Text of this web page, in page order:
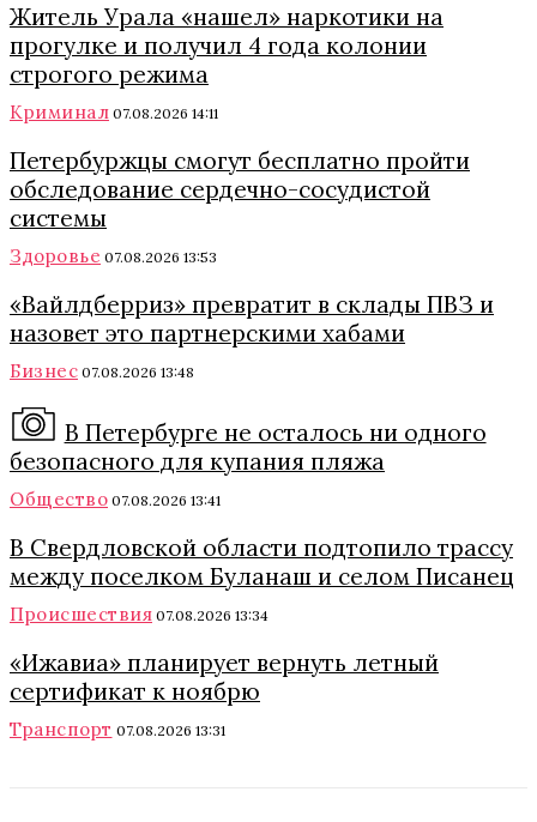
Житель Урала «нашел» наркотики на
прогулке и получил 4 года колонии
строгого режима
Криминал 07.08.2026 14:11
Петербуржцы смогут бесплатно пройти
обследование сердечно-сосудистой
системы
Здоровье 07.08.2026 13:53
«Вайлдберриз» превратит в склады ПВЗ и
назовет это партнерскими хабами
Бизнес 07.08.2026 13:48
В Петербурге не осталось ни одного
безопасного для купания пляжа
Общество 07.08.2026 13:41
В Свердловской области подтопило трассу
между поселком Буланаш и селом Писанец
Происшествия 07.08.2026 13:34
«Ижавиа» планирует вернуть летный
сертификат к ноябрю
Транспорт 07.08.2026 13:31